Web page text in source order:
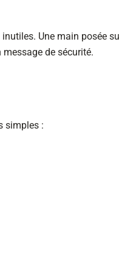
Une main posée
de sécurité.
simples :